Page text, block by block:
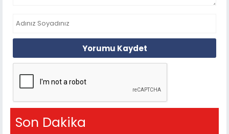
Yorumu Kaydet
Son Dakika